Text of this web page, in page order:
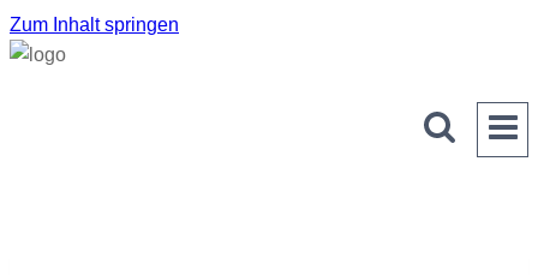
Zum Inhalt springen